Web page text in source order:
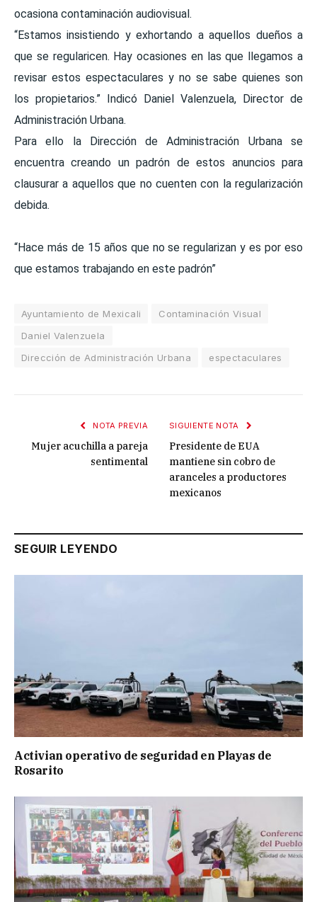
ocasiona contaminación audiovisual.
“Estamos insistiendo y exhortando a aquellos dueños a
que se regularicen. Hay ocasiones en las que llegamos a
revisar estos espectaculares y no se sabe quienes son
los propietarios.” Indicó Daniel Valenzuela, Director de
Administración Urbana.
Para ello la Dirección de Administración Urbana se
encuentra creando un padrón de estos anuncios para
clausurar a aquellos que no cuenten con la regularización
debida.
“Hace más de 15 años que no se regularizan y es por eso
que estamos trabajando en este padrón”
Ayuntamiento de Mexicali
Contaminación Visual
Daniel Valenzuela
Dirección de Administración Urbana
espectaculares
NOTA PREVIA
Mujer acuchilla a pareja
sentimental
SIGUIENTE NOTA
Presidente de EUA
mantiene sin cobro de
aranceles a productores
mexicanos
SEGUIR LEYENDO
Activian operativo de seguridad en Playas de
Rosarito